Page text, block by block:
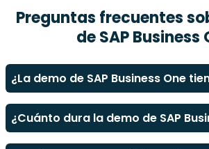
Preguntas frecuentes
deSAP Business
¿La demo de SAP Business One
¿Cuánto dura la demo de SAP